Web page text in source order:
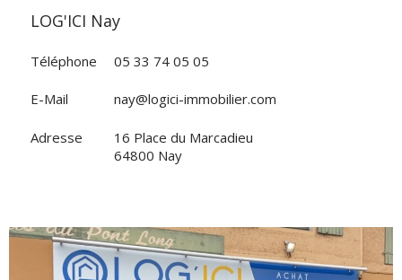
LOG'ICI Nay
Téléphone 05 33 74 05 05
E-Mail nay@logici-immobilier.com
Adresse
16 Place du Marcadieu
64800 Nay